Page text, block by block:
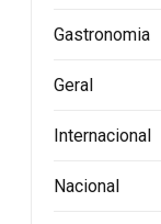
Gastronomia
Geral
Internacional
Nacional